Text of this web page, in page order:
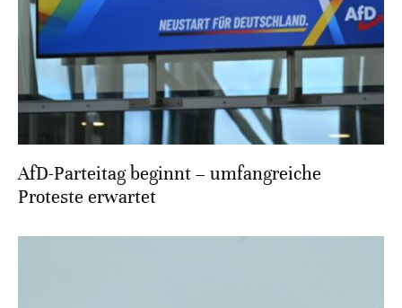
AfD-Parteitag beginnt – umfangreiche
Proteste erwartet